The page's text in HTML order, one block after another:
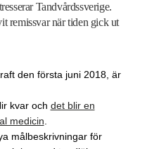
Tandvårdssverige.
remissvar när tiden gick ut
den första juni 2018, är
kvar och det blir en
medicin
målbeskrivningar för